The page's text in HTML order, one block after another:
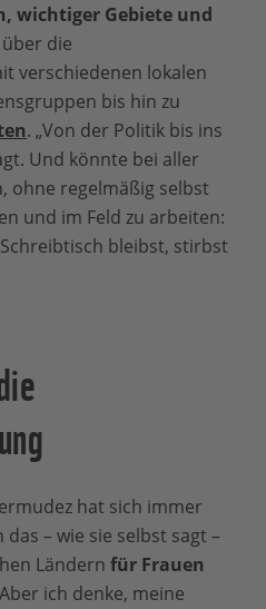
wichtiger Gebiete und
über die
verschiedenen lokalen
bis hin zu
. „Von der Politik bis ins
Und könnte bei aller
ohne regelmäßig selbst
und im Feld zu arbeiten:
bleibst, stirbst
hat sich immer
– wie sie selbst sagt –
Ländern für Frauen
ich denke, meine